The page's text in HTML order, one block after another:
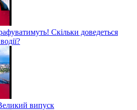
Скільки доведеться
випуск